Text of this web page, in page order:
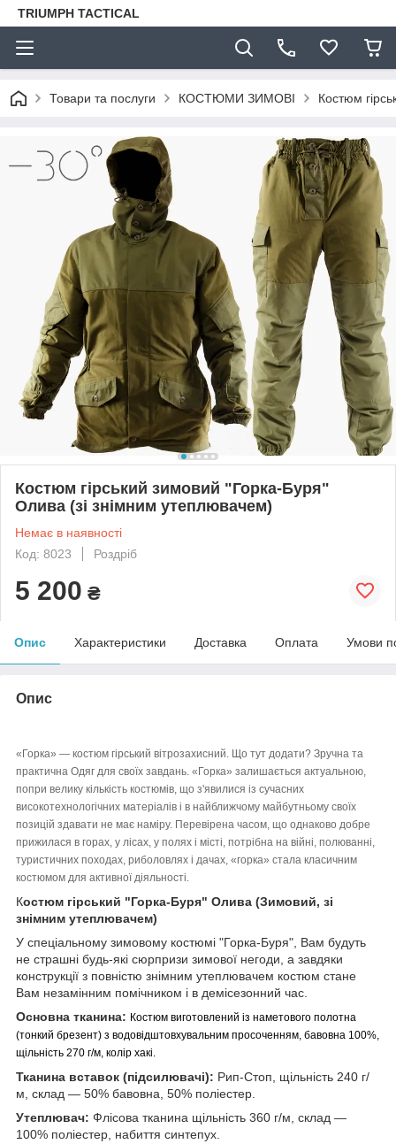
TRIUMPH TACTICAL
Товари та послуги КОСТЮМИ ЗИМОВІ Костюм
Костюм гірський зимовий "Горка-Буря"
Олива (зі знімним утеплювачем)
Немає в наявності
Код: 8023
Роздріб
5 200 ₴
Опис Характеристики Доставка Оплата Умови
Опис
«Горка» — костюм гірський вітрозахисний. Що тут додати? Зручна та
практична Одяг для своїх завдань. «Горка» залишається актуальною,
попри велику кількість костюмів, що з'явилися із сучасних
високотехнологічних матеріалів і в найближчому майбутньому своїх
позицій здавати не має наміру. Перевірена часом, що однаково добре
прижилася в горах, у лісах, у полях і місті, потрібна на війні, полюванні,
туристичних походах, риболовлях і дачах, «горка» стала класичним
костюмом для активної діяльності.
Костюм гірський "Горка-Буря" Олива (Зимовий, зі
знімним утеплювачем)
У спеціальному зимовому костюмі "Горка-Буря", Вам будуть
не страшні будь-які сюрпризи зимової негоди, а завдяки
конструкції з повністю знімним утеплювачем костюм стане
Вам незамінним помічником і в демісезонний час.
Основна тканина: Костюм виготовлений із наметового полотна
(тонкий брезент) з водовідштовхувальним просоченням, бавовна 100%,
щільність 270 г/м, колір хакі.
Тканина вставок (підсилювачі): Рип-Стоп, щільність 240 г/
м, склад — 50% бавовна, 50% поліестер.
Утеплювач: Флісова тканина щільність 360 г/м, склад —
100% поліестер, набиття синтепух.